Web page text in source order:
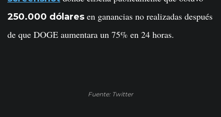
250.000 dólares en ganancias no realizadas después
de que DOGE aumentara un 75% en 24 horas.
Fuente: Twitter